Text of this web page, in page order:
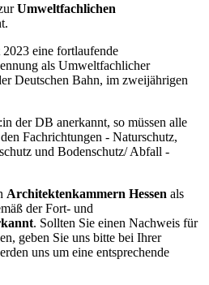
Umweltfachlichen
eine fortlaufende
als Umweltfachlicher
Deutschen Bahn, im zweijährigen
der DB anerkannt, so müssen alle
Fachrichtungen - Naturschutz,
und Bodenschutz/ Abfall -
Architektenkammern Hessen als
der Fort- und
. Sollten Sie einen Nachweis für
geben Sie uns bitte bei Ihrer
uns um eine entsprechende